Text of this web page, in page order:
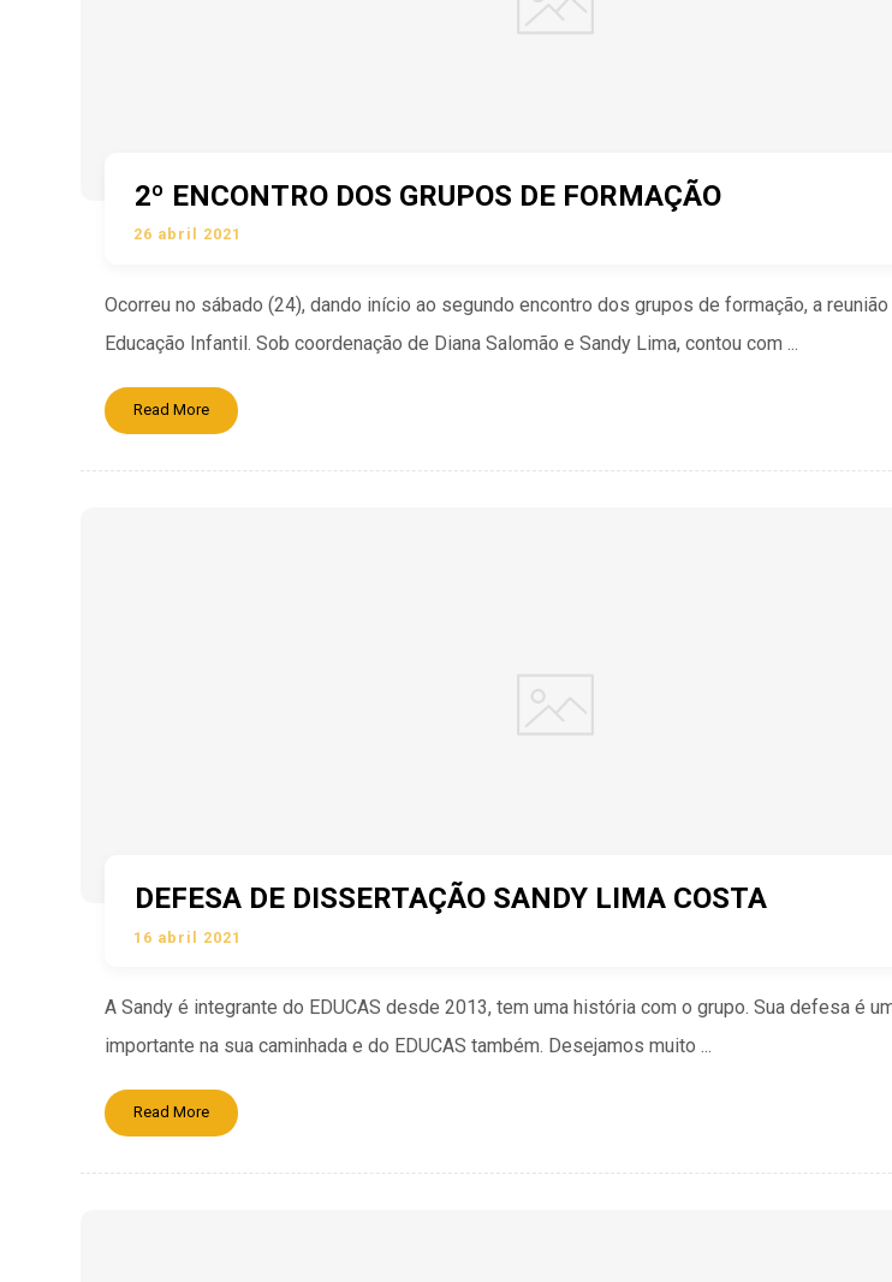
2º ENCONTRO DOS GRUPOS DE FORMAÇÃO
26 abril 2021
Ocorreu no sábado (24), dando início ao segundo encontro dos grupos de formação, a
Educação Infantil. Sob coordenação de Diana Salomão e Sandy Lima, contou com ...
Read More
DEFESA DE DISSERTAÇÃO SANDY LIMA COSTA
16 abril 2021
A Sandy é integrante do EDUCAS desde 2013, tem uma história com o grupo. Sua defesa é
importante na sua caminhada e do EDUCAS também. Desejamos muito ...
Read More